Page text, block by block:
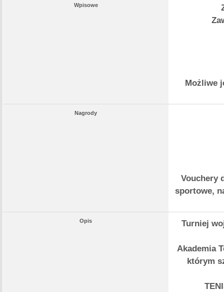
Wpisowe
Możliwe
Nagrody
Vouchery
sportowe,
Opis Turniej
Akademia
którym